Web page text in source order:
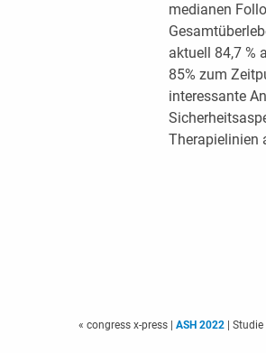
medianen
aktuell 84,7 %
85% zum
interessante
Therapielinien
« congress x-press ASH 2022 |